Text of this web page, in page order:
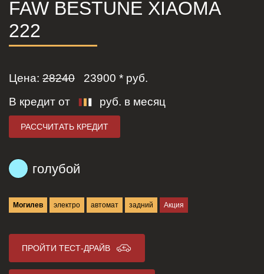
FAW BESTUNE XIAOMA
222
Цена: 28240 23900 * руб.
В кредит от
руб. в месяц
РАССЧИТАТЬ КРЕДИТ
голубой
Могилев электро автомат задний Акция
ПРОЙТИ ТЕСТ-ДРАЙВ